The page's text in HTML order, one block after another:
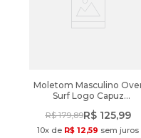
Moletom Masculino
Surf Logo Capuz
R$ 179,89R$ 125,99
10x de R$ 12,59 sem juros